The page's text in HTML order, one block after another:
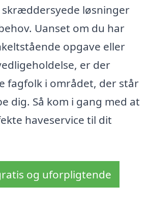
løsninger
Uanset om du har
opgave eller
er der
fagfolk i området, der står
dig. Så kom i gang med at
haveservice til dit
og uforpligtende